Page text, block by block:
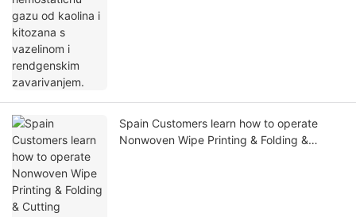
Spain Customers learn how to operate
Nonwoven Wipe Printing & Folding &